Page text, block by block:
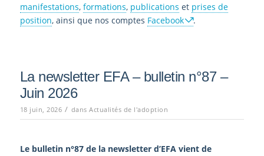
manifestations, formations, publications et prises de
position, ainsi que nos comptes Facebook .
La newsletter EFA – bulletin n°87 –
Juin 2026
18 juin, 2026 / dansActualités de l'adoption
Le bulletin n°87 de la newsletter d’EFA vient de